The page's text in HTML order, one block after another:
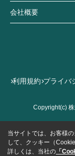
会社概要
利用規約 プライバ
Copyright(c)
当サイトでは、お客様
して、クッキー（
詳しくは、当社の 「